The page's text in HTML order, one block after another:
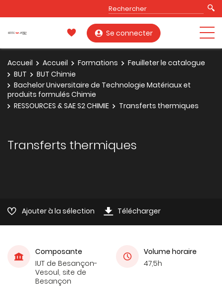
Se connecter
Accueil Accueil Formations
Feuilleter le catalogue
BUT
BUT Chimie
Bachelor Universitaire de Technologie Matériaux et
produits formulés Chimie
RESSOURCES & SAE S2 CHIMIE
Transferts thermiques
Transferts thermiques
Ajouter à la sélection Télécharger
Composante
IUT de Besançon-
Vesoul, site de
Besançon
Volume horaire
47,5h